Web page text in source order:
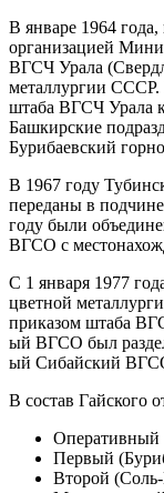
В январе 1964
организацией
ВГСЧ Урала
металлургии СССР.
штаба ВГСЧ Урала
Башкирские
Бурибаевский
В 1967 году
переданы в
году были
ВГСО с
С 1 января 1977
цветной
приказом штаба
ый ВГСО был
ый Сибайский
В состав Гайского
Оперативный
Первый
Второй